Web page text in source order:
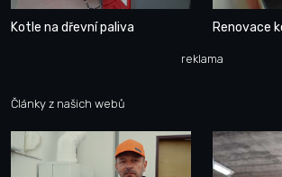
Kotle na dřevní paliva Renovace
reklama
Články z našich webů